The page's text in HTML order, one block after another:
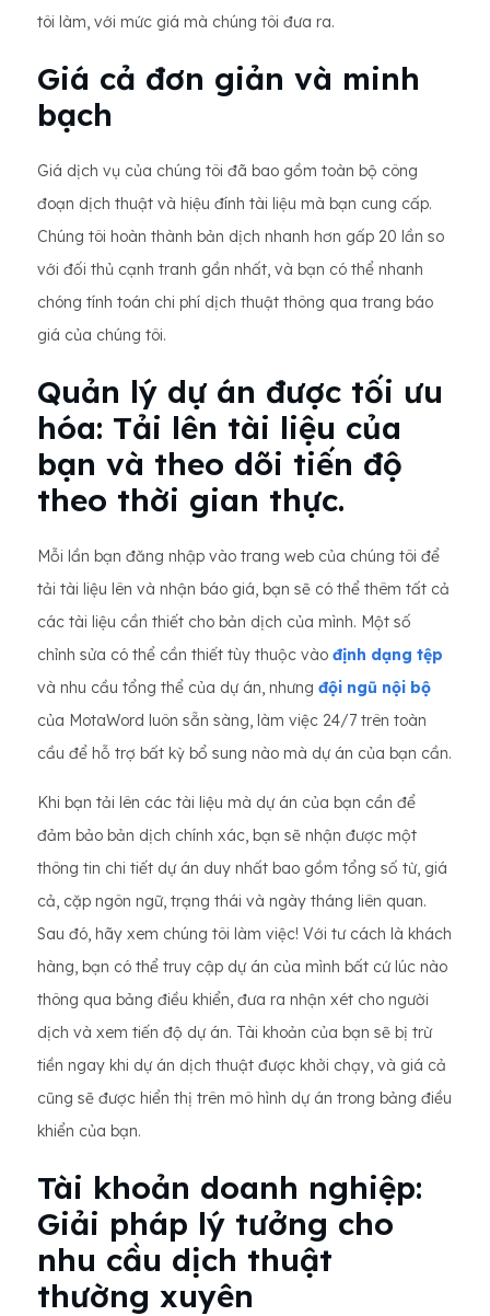
tôi làm, với mức giá mà chúng tôi đưa ra.
Giá cả đơn giản và minh
bạch
Giá dịch vụ của chúng tôi đã bao gồm toàn bộ công
đoạn dịch thuật và hiệu đính tài liệu mà bạn cung cấp.
Chúng tôi hoàn thành bản dịch nhanh hơn gấp 20 lần so
với đối thủ cạnh tranh gần nhất, và bạn có thể nhanh
chóng tính toán chi phí dịch thuật thông qua trang báo
giá của chúng tôi.
Quản lý dự án được tối ưu
hóa: Tải lên tài liệu của
bạn và theo dõi tiến độ
theo thời gian thực.
Mỗi lần bạn đăng nhập vào trang web của chúng tôi để
tải tài liệu lên và nhận báo giá, bạn sẽ có thể thêm tất cả
các tài liệu cần thiết cho bản dịch của mình. Một số
chỉnh sửa có thể cần thiết tùy thuộc vào định dạng tệp
và nhu cầu tổng thể của dự án, nhưng đội ngũ nội bộ
của MotaWord luôn sẵn sàng, làm việc 24/7 trên toàn
cầu để hỗ trợ bất kỳ bổ sung nào mà dự án của bạn cần.
Khi bạn tải lên các tài liệu mà dự án của bạn cần để
đảm bảo bản dịch chính xác, bạn sẽ nhận được một
thông tin chi tiết dự án duy nhất bao gồm tổng số từ, giá
cả, cặp ngôn ngữ, trạng thái và ngày tháng liên quan.
Sau đó, hãy xem chúng tôi làm việc! Với tư cách là khách
hàng, bạn có thể truy cập dự án của mình bất cứ lúc nào
thông qua bảng điều khiển, đưa ra nhận xét cho người
dịch và xem tiến độ dự án. Tài khoản của bạn sẽ bị trừ
tiền ngay khi dự án dịch thuật được khởi chạy, và giá cả
cũng sẽ được hiển thị trên mô hình dự án trong bảng điều
khiển của bạn.
Tài khoản doanh nghiệp:
Giải pháp lý tưởng cho
nhu cầu dịch thuật
thường xuyên